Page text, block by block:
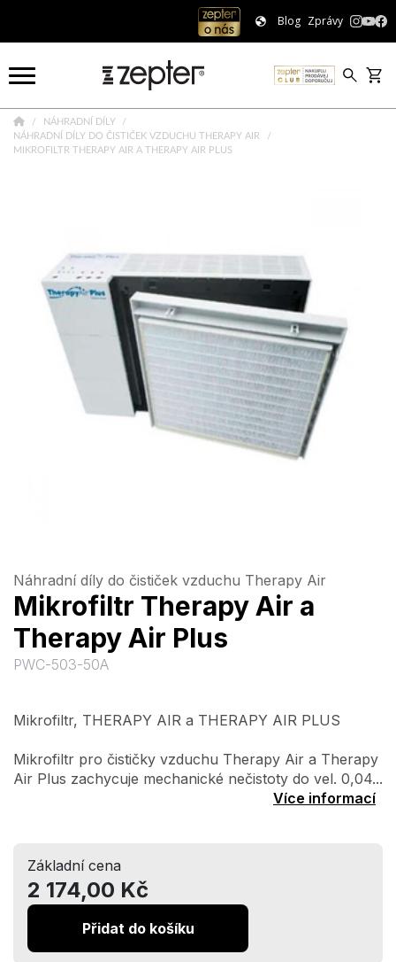
Blog Zprávy
NÁHRADNÍ DÍLY
NÁHRADNÍ DÍLY DO ČISTIČEK VZDUCHU THERAPY AIR
MIKROFILTR THERAPY AIR A THERAPY AIR PLUS
Náhradní díly do čističek vzduchu Therapy Air
Mikrofiltr Therapy Air a
Therapy Air Plus
PWC-503-50A
Mikrofiltr, THERAPY AIR a THERAPY AIR PLUS
Mikrofiltr pro čističky vzduchu Therapy Air a Therapy
Air Plus zachycuje mechanické nečistoty do vel. 0,04...
Více informací
Základní cena
2 174,00 Kč
Přidat do košíku